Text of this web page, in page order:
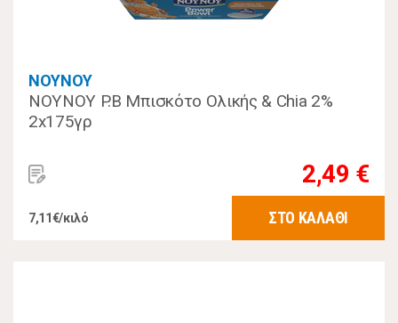
NOYNOY
NOYNOY P.B Μπισκότο Ολικής & Chia 2%
2x175γρ
2,49 €
7,11€/κιλό ΣΤΟ ΚΑΛΑΘΙ